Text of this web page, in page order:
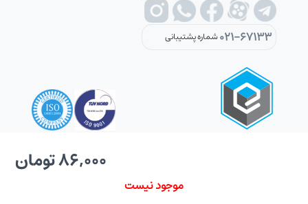
86,000 تومان
موجود نیست
021-67133شماره پشتیبانی
کلیه حقوق این سایت متعلق به شرکت شکوهمندگستر دی می باشد.